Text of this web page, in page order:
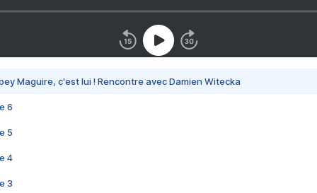
Maguire, c'est lui ! Rencontre avec Damien Witecka
6
5
4
3